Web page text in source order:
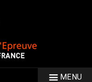
MENU